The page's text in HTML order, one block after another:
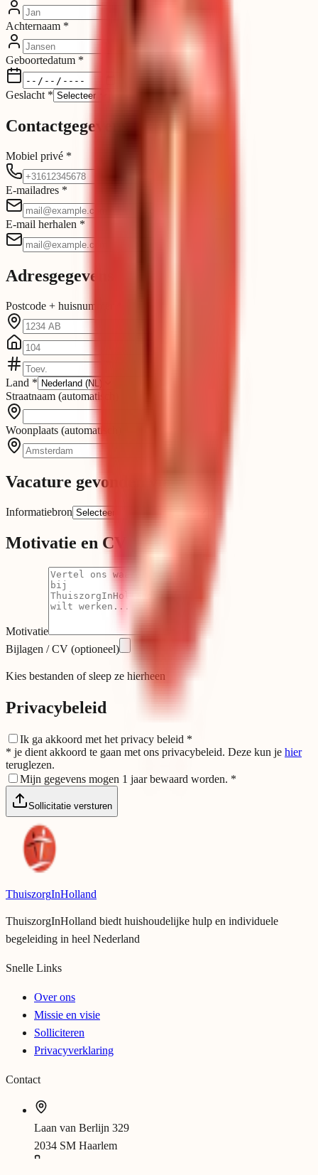
Achternaam *
Geboortedatum *
Geslacht *
Contactgegevens
Mobiel privé *
E-mailadres *
E-mail herhalen *
Adresgegevens
Postcode + huisnummer
Land *
Straatnaam (automatisch)
Woonplaats (automatisch)
Vacature gevonden via
Informatiebron
Motivatie en CV
Motivatie
Bijlagen / CV (optioneel)
Kies bestanden of sleep ze hierheen
Privacybeleid
Ik ga akkoord met het privacy beleid *
* je dient akkoord te gaan met ons privacybeleid. Deze kun je hier
teruglezen.
Mijn gegevens mogen 1 jaar bewaard worden. *
Sollicitatie versturen
ThuiszorgInHolland
ThuiszorgInHolland biedt huishoudelijke hulp en individuele
begeleiding in heel Nederland
Snelle Links
Over ons
Missie en visie
Solliciteren
Privacyverklaring
Contact
Laan van Berlijn 329
2034 SM Haarlem